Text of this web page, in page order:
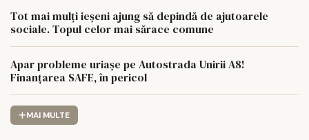
Tot mai mulți ieșeni ajung să depindă de ajutoarele
sociale. Topul celor mai sărace comune
Apar probleme uriașe pe Autostrada Unirii A8!
Finanțarea SAFE, în pericol
MAI MULTE